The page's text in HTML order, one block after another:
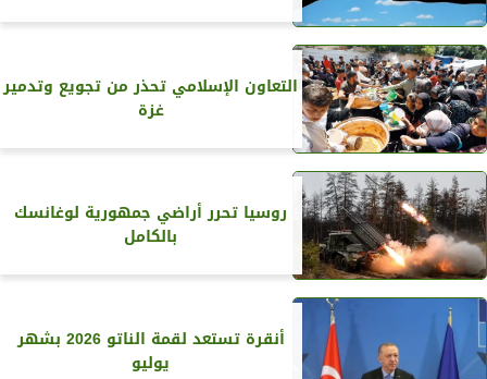
التعاون الإسلامي تحذر من تجويع وتدمير
غزة
روسيا تحرر أراضي جمهورية لوغانسك
بالكامل
أنقرة تستعد لقمة الناتو 2026 بشهر
يوليو